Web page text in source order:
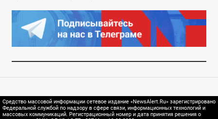
Средство массовой информации сетевое издание «NewsAlert.Ru» зарегистрировано
Федеральной службой по надзору в сфере связи, информационных технологий и
массовых коммуникаций. Регистрационный номер и дата принятия решения о